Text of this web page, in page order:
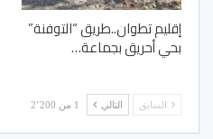
إقليم تطوان..طريق “التوفنة”
بحي أحريق بجماعة…
السابق التالي 1 من 2٬200